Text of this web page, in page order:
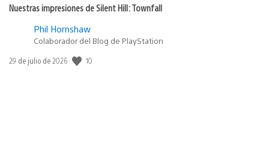
Nuestras impresiones de Silent Hill: Townfall
Phil Hornshaw
Colaborador del Blog de PlayStation
Fecha
29 de julio de 2026 10